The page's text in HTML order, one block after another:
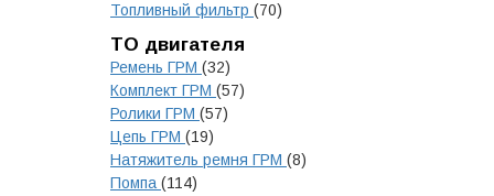
Топливный фильтр (70)
ТО двигателя
Ремень ГРМ (32)
Комплект ГРМ (57)
Ролики ГРМ (57)
Цепь ГРМ (19)
Натяжитель ремня ГРМ (8)
Помпа (114)